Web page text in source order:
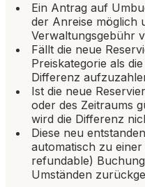
Ein Antrag auf
der Anreise möglich
Verwaltungsgebühr
Fällt die neue
Preiskategorie als
Differenz
Ist die neue
oder des Zeitraums
wird die Differenz
Diese neu
automatisch zu
refundable)
Umständen